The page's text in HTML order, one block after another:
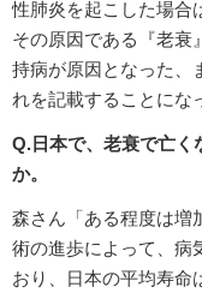
性肺炎を起こした場合
その原因である『老衰
持病が原因となった、
れを記載することにな
Q.日本で、老衰で亡く
か。
森さん「ある程度は増
術の進歩によって、病
おり、日本の平均寿命